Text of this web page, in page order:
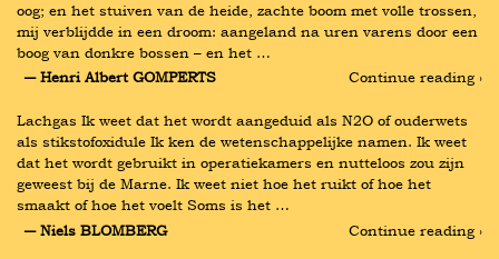
oog; en het stuiven van de heide, zachte boom met volle trossen,
mij verblijdde in een droom: aangeland na uren varens door een
boog van donkre bossen – en het …
― Henri Albert GOMPERTS
Continue reading ›
Lachgas Ik weet dat het wordt aangeduid als N2O of ouderwets
als stikstofoxidule Ik ken de wetenschappelijke namen. Ik weet
dat het wordt gebruikt in operatiekamers en nutteloos zou zijn
geweest bij de Marne. Ik weet niet hoe het ruikt of hoe het
smaakt of hoe het voelt Soms is het …
― Niels BLOMBERG
Continue reading ›